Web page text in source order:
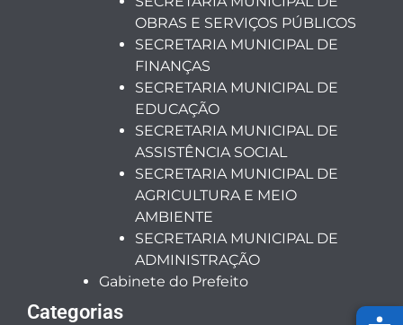
OBRAS E SERVIÇOS PÚBLICOS
SECRETARIA MUNICIPAL DE
FINANÇAS
SECRETARIA MUNICIPAL DE
EDUCAÇÃO
SECRETARIA MUNICIPAL DE
ASSISTÊNCIA SOCIAL
SECRETARIA MUNICIPAL DE
AGRICULTURA E MEIO
AMBIENTE
SECRETARIA MUNICIPAL DE
ADMINISTRAÇÃO
Gabinete do Prefeito
Categorias